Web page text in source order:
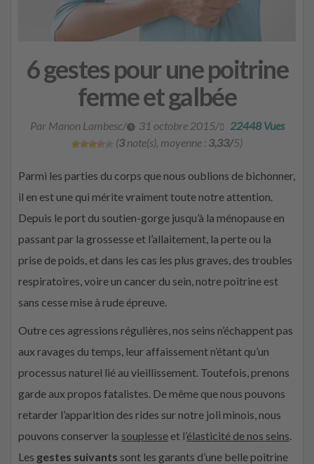
6 gestes pour une poitrine
ferme et galbée
Par Manon Lambesc/ 31 octobre 2015/
22448 Vues
(3 note(s), moyenne : 3,33/5)
Parmi les parties du corps que nous oublions de bichonner,
il en est une qui mérite vraiment toute notre attention.
Depuis le port du soutien-gorge jusqu’à la ménopause en
passant par la grossesse et l’allaitement, la perte ou la
prise de poids, et dans les cas les plus graves, des troubles
respiratoires, voire un cancer du sein, notre poitrine est
sans cesse mise à rude épreuve.
Outre ces agressions régulières, nos seins n’échappent pas
aux ravages du temps, leur affaissement n’étant qu’un
processus naturel lié au vieillissement. Toutefois, prenons
garde aux propos fatalistes. De même que nous pouvons
retarder l’apparition des rides sur notre joli minois, nous
pouvons conserver la souplesse et l’élasticité de nos seins.
Les gestes suivants sont les garants d’une belle poitrine